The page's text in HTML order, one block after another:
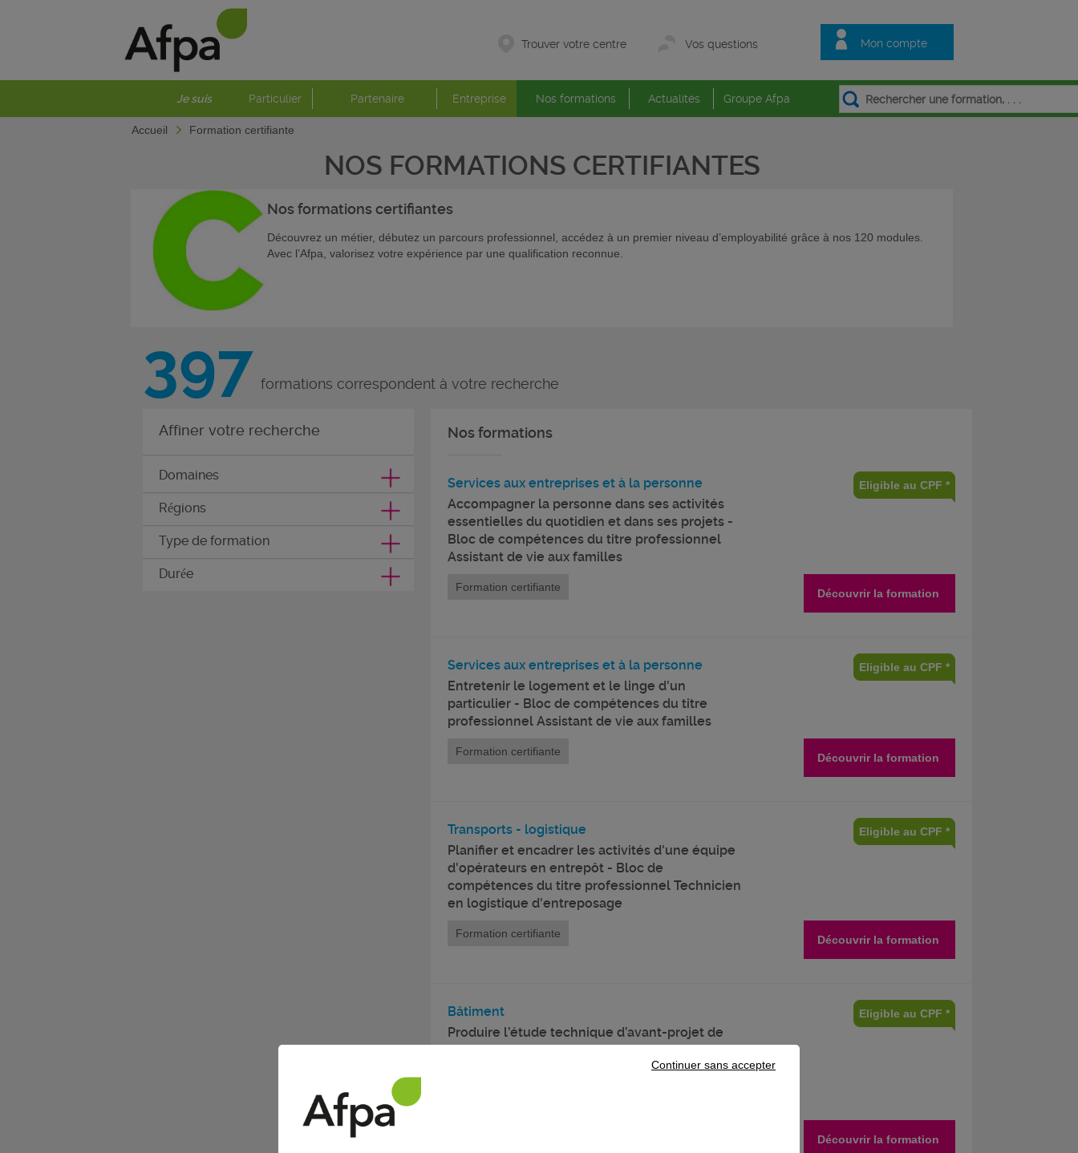
Mon compte
Trouver votre centre Vos questions
Je suis Particulier Partenaire Entreprise Nos formations Actualités Groupe Afpa
Accueil Formation certifiante
NOS FORMATIONS CERTIFIANTES
Nos formationscertifiantes
Découvrez un métier, débutez un parcours professionnel, accédez à un premier niveau d’employabilité grâce à nos 120 modules.
Avec l’Afpa, valorisez votre expérience par une qualification reconnue.
397 formations correspondent à votre recherche
Affiner votre recherche
Domaines
Régions
Type de formation
Durée
Nos formations
Services aux entreprises et à la personne
Accompagner la personne dans ses activités
essentielles du quotidien et dans ses projets -
Bloc de compétences du titre professionnel
Assistant de vie aux familles
Eligible au CPF *
Formation certifiante Découvrir la formation
Services aux entreprises et à la personne
Entretenir le logement et le linge d'un
particulier - Bloc de compétences du titre
professionnel Assistant de vie aux familles
Eligible au CPF *
Formation certifiante Découvrir la formation
Transports - logistique
Planifier et encadrer les activités d'une équipe
d'opérateurs en entrepôt - Bloc de
compétences du titre professionnel Technicien
en logistique d'entreposage
Eligible au CPF *
Formation certifiante Découvrir la formation
Bâtiment
Produire l’étude technique d’avant-projet de
métallerie à l’aide de logiciels de DAO/CAO en
2D et 3D - Bloc de compétences du titre
Eligible au CPF *
Découvrir la formation
Continuer sans accepter